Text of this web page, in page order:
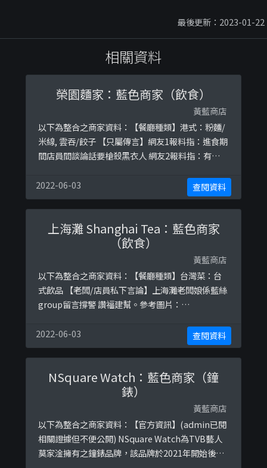
最後更新：2023-01-22
相關資料
榮園麵家：藍色商家（飲食）
黃藍商店
以下為整合之商家資料：【餐廳種類】港式：粉麵/
米線, 雲吞/餃子 【只屬傳言】網友1報料指：進食期
間店員間談論話要槍殺黑衣人 網友2報料指：有大陸
察射死晒佢,唔死都無用,又唔知佢地收左幾多錢
2022-06-03 查閱資料
上海灘 Shanghai Tea：藍色商家
（飲食）
黃藍商店
以下為整合之商家資料：【餐廳種類】台灣菜：台
式飲品 【老闆/店員私下言論】上海灘老闆娘係藍絲
group留言撐警 讚福建幫。參考圖片：
https://ibb.co/Cs1r44shttps://ibb.co/BwNrKpj
https://ibb.co/dDnhrDyhttps://ibb.co/ZGPKCZ
M
2022-06-03 查閱資料
NSquare Watch：藍色商家（鐘
錶）
黃藍商店
以下為整合之商家資料：【官方資訊】(admin已閱
相關證據但不便公開) NSquare Watch為TVB藝人
莫家淦擁有之鐘錶品牌，該品牌於2021年開始後仍